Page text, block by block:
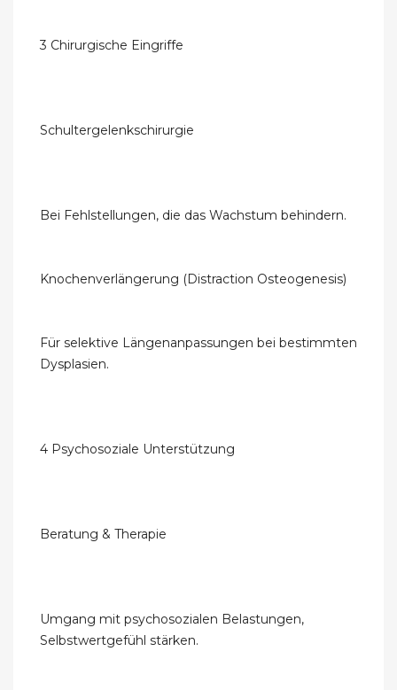
3 Chirurgische Eingriffe
Schultergelenkschirurgie
Bei Fehlstellungen, die das Wachstum behindern.
Knochenverlängerung (Distraction Osteogenesis)
Für selektive Längenanpassungen bei bestimmten
Dysplasien.
4 Psychosoziale Unterstützung
Beratung & Therapie
Umgang mit psychosozialen Belastungen,
Selbstwertgefühl stärken.